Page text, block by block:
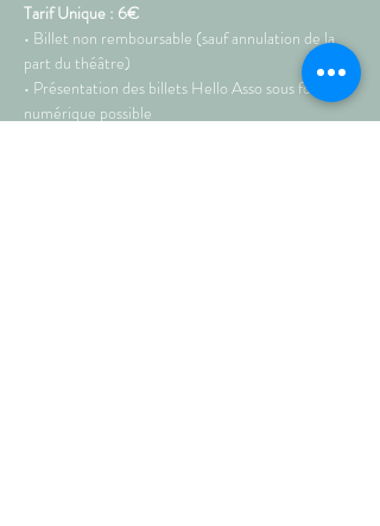
Tarif Unique : 6€
• Billet non remboursable (sauf annulation de la
part du théâtre)
• Présentation des billets Hello Asso sous format
numérique possible